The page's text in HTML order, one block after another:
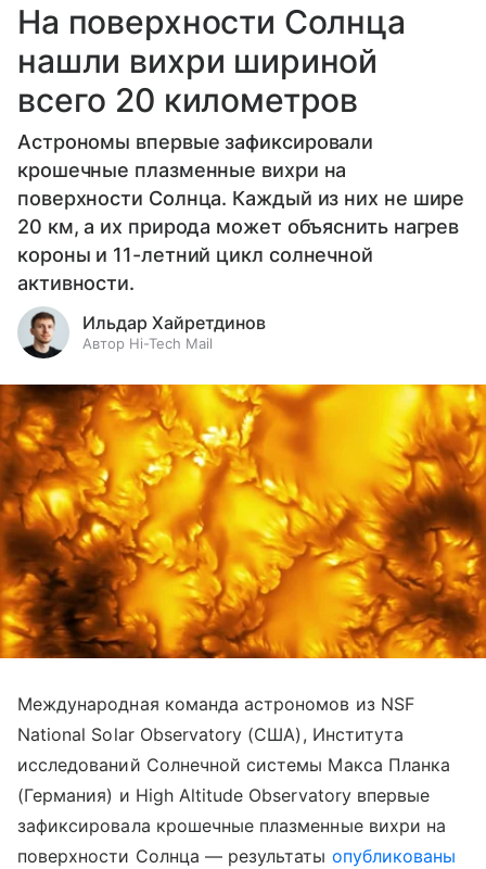
На поверхности Солнца
нашли вихри шириной
всего 20 километров
Астрономы впервые зафиксировали
крошечные плазменные вихри на
поверхности Солнца. Каждый из них не шире
20 км, а их природа может объяснить нагрев
короны и 11-летний цикл солнечной
активности.
Ильдар Хайретдинов
Автор Hi-Tech Mail
Международная команда астрономов из NSF
National Solar Observatory (США), Института
исследований Солнечной системы Макса Планка
(Германия) и High Altitude Observatory впервые
зафиксировала крошечные плазменные вихри на
поверхности Солнца — результаты опубликованы